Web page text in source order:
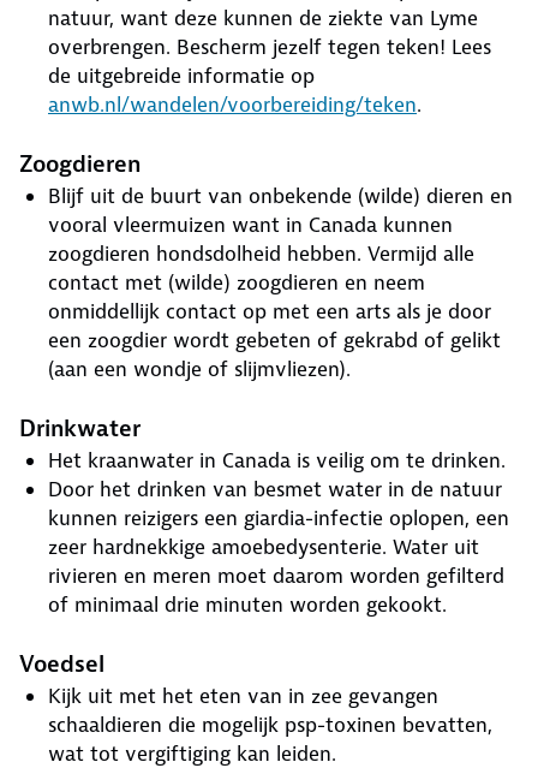
natuur, want deze kunnen de ziekte van Lyme
overbrengen. Bescherm jezelf tegen teken! Lees
de uitgebreide informatie op
anwb.nl/wandelen/voorbereiding/teken.
Zoogdieren
Blijf uit de buurt van onbekende (wilde) dieren en
vooral vleermuizen want in Canada kunnen
zoogdieren hondsdolheid hebben. Vermijd alle
contact met (wilde) zoogdieren en neem
onmiddellijk contact op met een arts als je door
een zoogdier wordt gebeten of gekrabd of gelikt
(aan een wondje of slijmvliezen).
Drinkwater
Het kraanwater in Canada is veilig om te drinken.
Door het drinken van besmet water in de natuur
kunnen reizigers een giardia-infectie oplopen, een
zeer hardnekkige amoebedysenterie. Water uit
rivieren en meren moet daarom worden gefilterd
of minimaal drie minuten worden gekookt.
Voedsel
Kijk uit met het eten van in zee gevangen
schaaldieren die mogelijk psp-toxinen bevatten,
wat tot vergiftiging kan leiden.